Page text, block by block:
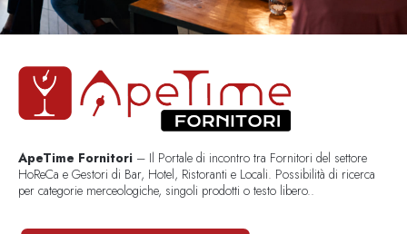
ApeTime Fornitori – Il Portale di incontro tra Fornitori del settore
HoReCa e Gestori di Bar, Hotel, Ristoranti e Locali. Possibilità di ricerca
per categorie merceologiche, singoli prodotti o testo libero..